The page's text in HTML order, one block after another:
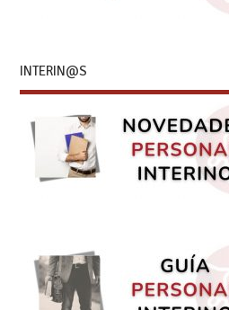
INTERIN@S